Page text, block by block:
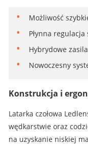
Możliwość
Płynna
Hybrydowe
Nowoczesny
Konstrukcja i
Latarka czołowa
wędkarstwie oraz
na uzyskanie niskiej